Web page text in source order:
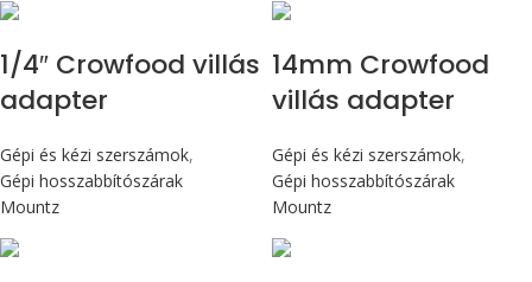
1/4″ Crowfood villás
adapter
Gépi és kézi szerszámok,
Gépi hosszabbítószárak
Mountz
14mm Crowfood
villás adapter
Gépi és kézi szerszámok,
Gépi hosszabbítószárak
Mountz